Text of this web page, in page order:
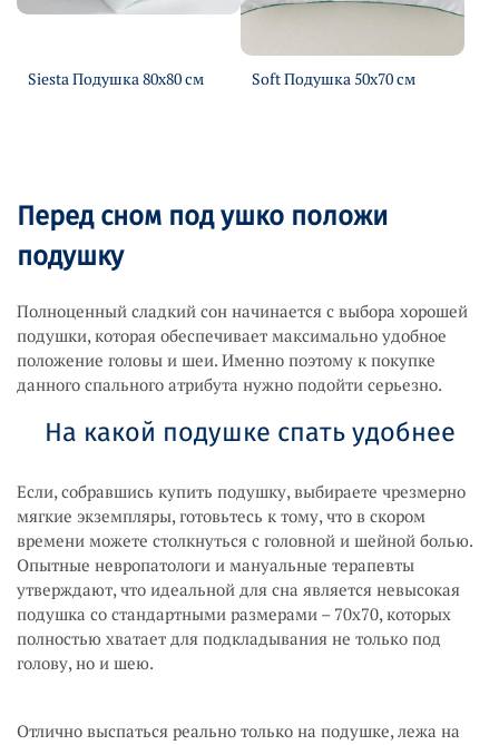
Siesta Подушка 80х80 см Soft Подушка 50х70 см
Перед сном под ушко положи
подушку
Полноценный сладкий сон начинается с выбора хорошей
подушки, которая обеспечивает максимально удобное
положение головы и шеи. Именно поэтому к покупке
данного спального атрибута нужно подойти серьезно.
На какой подушке спать удобнее
Если, собравшись купить подушку, выбираете чрезмерно
мягкие экземпляры, готовьтесь к тому, что в скором
времени можете столкнуться с головной и шейной болью.
Опытные невропатологи и мануальные терапевты
утверждают, что идеальной для сна является невысокая
подушка со стандартными размерами – 70х70, которых
полностью хватает для подкладывания не только под
голову, но и шею.
Отлично выспаться реально только на подушке, лежа на